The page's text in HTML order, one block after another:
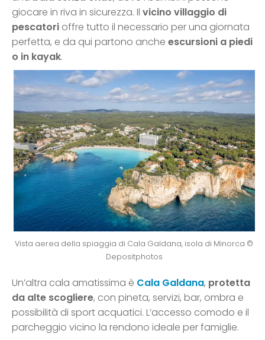
giocare in riva in sicurezza. Il vicino villaggio di
pescatori offre tutto il necessario per una giornata
perfetta, e da qui partono anche escursioni a piedi
o in kayak.
Vista aerea della spiaggia di Cala Galdana, isola di Minorca ©
Depositphotos
Un’altra cala amatissima è Cala Galdana, protetta
da alte scogliere, con pineta, servizi, bar, ombra e
possibilità di sport acquatici. L’accesso comodo e il
parcheggio vicino la rendono ideale per famiglie.